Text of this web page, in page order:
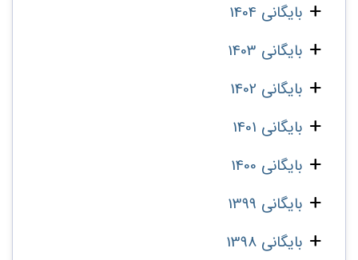
بایگانی 1404
بایگانی 1403
بایگانی 1402
بایگانی 1401
بایگانی 1400
بایگانی 1399
بایگانی 1398